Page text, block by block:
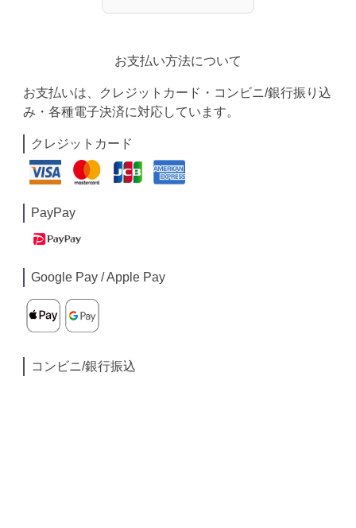
お支払い方法について
お支払いは、クレジットカード・コンビニ/銀行振り込
み・各種電子決済に対応しています。
クレジットカード
PayPay
Google Pay / Apple Pay
コンビニ/銀行振込